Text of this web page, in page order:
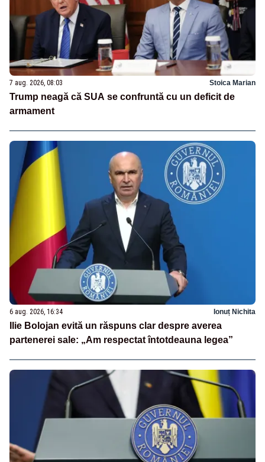
7 aug. 2026, 08:03 Stoica Marian
Trump neagă că SUA se confruntă cu un deficit de
armament
6 aug. 2026, 16:34 Ionuț Nichita
Ilie Bolojan evită un răspuns clar despre averea
partenerei sale: „Am respectat întotdeauna legea”